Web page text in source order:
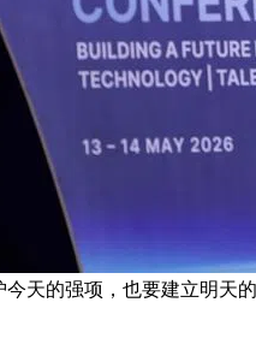
天的强项，也要建立明天